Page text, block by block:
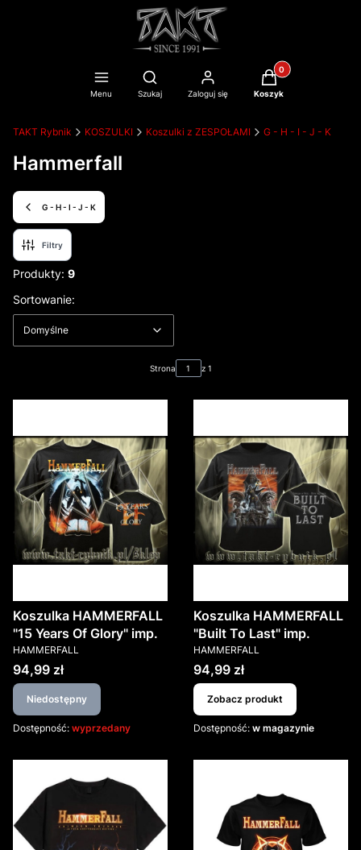
Menu
Otwórz wyszukiwarkę
Szukaj Zaloguj się
Produkty w
Koszyk
TAKT Rybnik KOSZULKI Koszulki z ZESPOŁAMI G - H - I - J - K
Hammerfall
G - H - I - J - K
Filtry
Produkty: 9
Lista produktów
Sortowanie:
Domyślne
Strona z 1
Koszulka HAMMERFALL
"15 Years Of Glory" imp.
PRODUCENT
HAMMERFALL
Cena
94,99 zł
Niedostępny
Dostępność: wyprzedany
Koszulka HAMMERFALL
"Built To Last" imp.
PRODUCENT
HAMMERFALL
Cena
94,99 zł
Zobacz produkt
Dostępność: w magazynie